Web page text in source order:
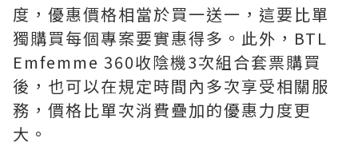
度，優惠價格相當於買一送一，這要比單
獨購買每個專案要實惠得多。此外，BTL
Emfemme 360收陰機3次組合套票購買
後，也可以在規定時間內多次享受相關服
務，價格比單次消費疊加的優惠力度更
大。